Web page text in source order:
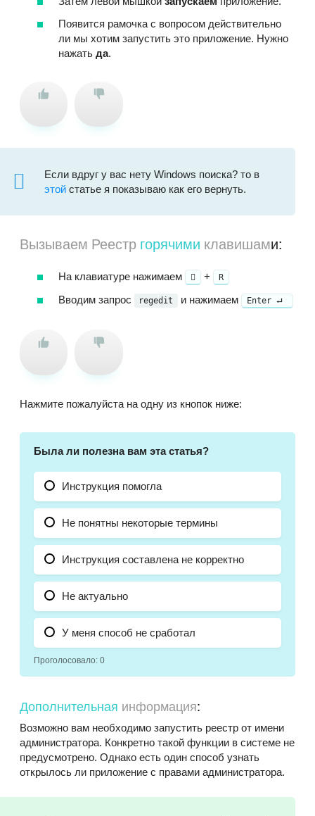
Появится рамочка с вопросом действительно
ли мы хотим запустить это приложение. Нужно
нажать да.
Если вдруг у вас нету Windows поиска? то в
этой статье я показываю как его вернуть.
Вызываем Реестр горячими клавишами:
На клавиатуре нажимаем + R
Вводим запрос regedit и нажимаем Enter ⮠ ⁣
Нажмите пожалуйста на одну из кнопок ниже:
Была ли полезна вам эта статья?
Инструкция помогла
Не понятны некоторые термины
Инструкция составлена не корректно
Не актуально
У меня способ не сработал
Проголосовало: 0
Дополнительная информация:
Возможно вам необходимо запустить реестр от имени
администратора. Конкретно такой функции в системе не
предусмотрено. Однако есть один способ узнать
открылось ли приложение с правами администратора.